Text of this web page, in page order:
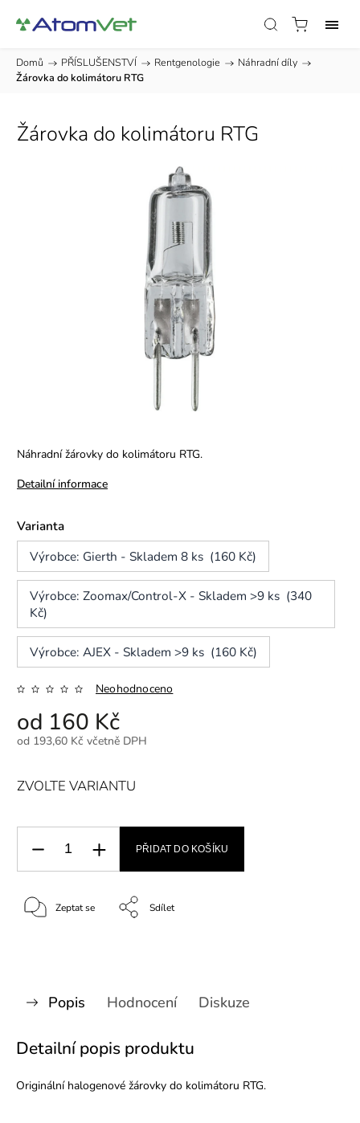
Domů / PŘÍSLUŠENSTVÍ / Rentgenologie / Náhradní díly /
Žárovka do kolimátoru RTG
Žárovka do kolimátoru RTG
Náhradní žárovky do kolimátoru RTG.
Detailní informace
Varianta
Výrobce: Gierth - Skladem 8 ks (160 Kč)
Výrobce: Zoomax/Control-X - Skladem >9 ks (340
Kč)
Výrobce: AJEX - Skladem >9 ks (160 Kč)
Neohodnoceno
od 160 Kč
od 193,60 Kč včetně DPH
ZVOLTE VARIANTU
PŘIDAT DO KOŠÍKU
Zeptat se Sdílet
Popis Hodnocení Diskuze
Detailní popis produktu
Originální halogenové žárovky do kolimátoru RTG.